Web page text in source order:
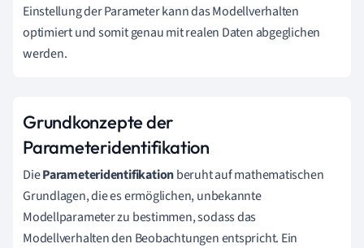
Einstellung der Parameter kann das Modellverhalten
optimiert und somit genau mit realen Daten abgeglichen
werden.
Grundkonzepte der
Parameteridentifikation
DieParameteridentifikationberuht auf mathematischen
Grundlagen, die es ermöglichen, unbekannte
Modellparameter zu bestimmen, sodass das
Modellverhalten den Beobachtungen entspricht. Ein